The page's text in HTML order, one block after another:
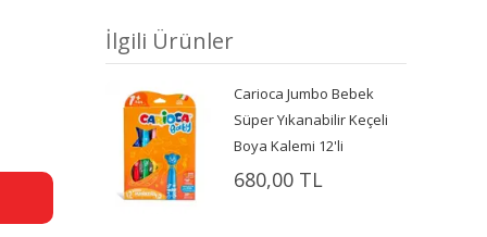
İlgili Ürünler
Carioca Jumbo Bebek
Süper Yıkanabilir Keçeli
Boya Kalemi 12'li
680,00 TL